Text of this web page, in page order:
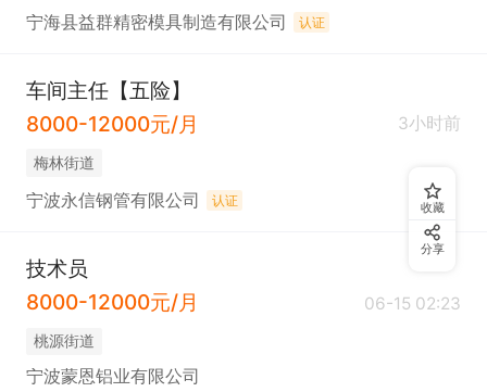
宁海县益群精密模具制造有限公司 认证
车间主任【五险】
8000-12000元/月
3小时前
梅林街道
宁波永信钢管有限公司 认证
技术员
8000-12000元/月
06-15 02:23
桃源街道
宁波蒙恩铝业有限公司
收藏
分享